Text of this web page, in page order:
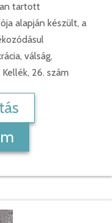
tartott
alapján készült, a
válság,
26. szám